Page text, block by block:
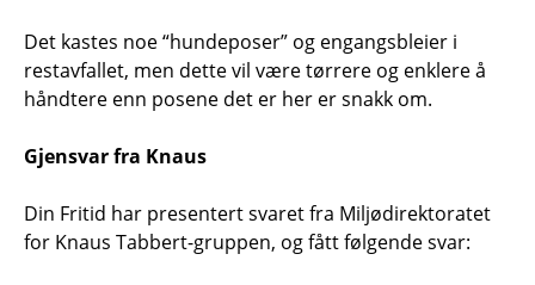
Det kastes noe “hundeposer” og engangsbleier i
restavfallet, men dette vil være tørrere og enklere å
håndtere enn posene det er her er snakk om.
Gjensvar fra Knaus
Din Fritid har presentert svaret fra Miljødirektoratet
for Knaus Tabbert-gruppen, og fått følgende svar: